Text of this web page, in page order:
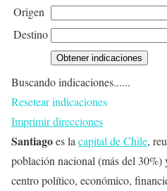
Origen
Destino
Buscando indicaciones......
Resetear indicaciones
Imprimir direcciones
Santiagoes la capital de Chile,
población nacional (más del 30%)
centro político, económico,